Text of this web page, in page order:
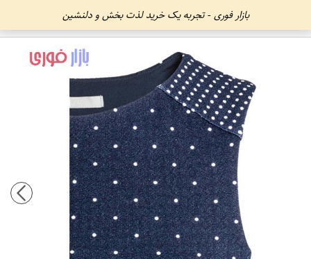
بازار فوری - تجربه یک خرید لذت بخش و دلنشین